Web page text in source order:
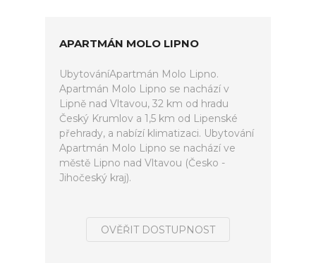
APARTMÁN MOLO LIPNO
UbytováníApartmán Molo Lipno.
Apartmán Molo Lipno se nachází v
Lipně nad Vltavou, 32 km od hradu
Český Krumlov a 1,5 km od Lipenské
přehrady, a nabízí klimatizaci. Ubytování
Apartmán Molo Lipno se nachází ve
městě Lipno nad Vltavou (Česko -
Jihočeský kraj).
OVĚŘIT DOSTUPNOST